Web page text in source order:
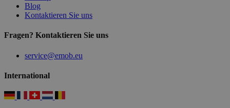
Blog
Kontaktieren Sie uns
Fragen? Kontaktieren Sie uns
service@emob.eu
International